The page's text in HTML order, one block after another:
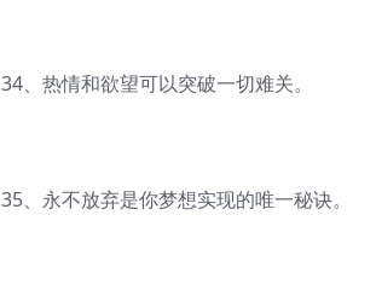
34、热情和欲望可以突破一切难关。
35、永不放弃是你梦想实现的唯一秘诀。